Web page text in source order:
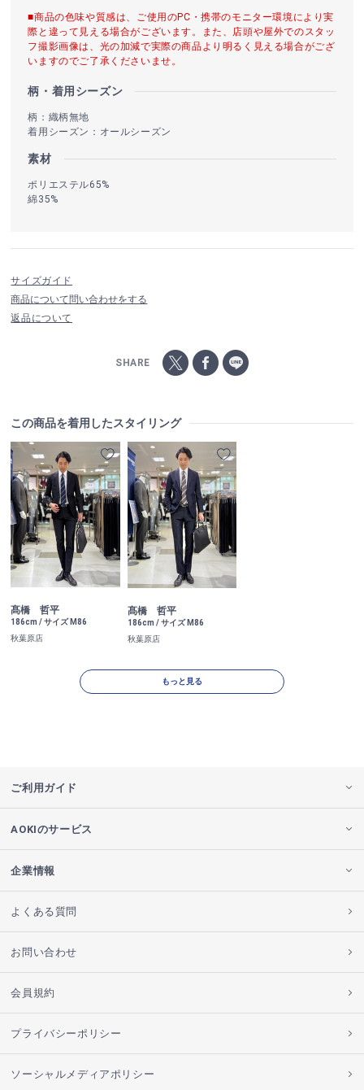
■商品の色味や質感は、ご使用のPC・携帯のモニター環境により実
際と違って見える場合がございます。また、店頭や屋外でのスタッ
フ撮影画像は、光の加減で実際の商品より明るく見える場合がござ
いますのでご了承くださいませ。
柄・着用シーズン
柄：織柄無地
着用シーズン：オールシーズン
素材
ポリエステル65%
綿35%
サイズガイド
商品について問い合わせをする
返品について
SHARE
この商品を着用したスタイリング
髙橋 哲平
186cm / サイズ M86
秋葉原店
髙橋 哲平
186cm / サイズ M86
秋葉原店
もっと見る
ご利用ガイド
AOKIのサービス
企業情報
よくある質問
お問い合わせ
会員規約
プライバシーポリシー
ソーシャルメディアポリシー